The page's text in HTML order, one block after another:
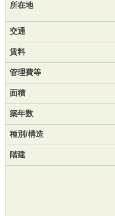
所在地
交通
賃料
管理費等
面積
築年数
種別/構造
階建